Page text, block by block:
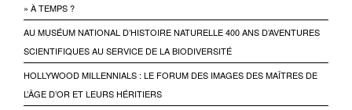
» À TEMPS ?
AU MUSÉUM NATIONAL D’HISTOIRE NATURELLE 400 ANS D’AVENTURES
SCIENTIFIQUES AU SERVICE DE LA BIODIVERSITÉ
HOLLYWOOD MILLENNIALS : LE FORUM DES IMAGES DES MAÎTRES DE
L’ÂGE D’OR ET LEURS HÉRITIERS